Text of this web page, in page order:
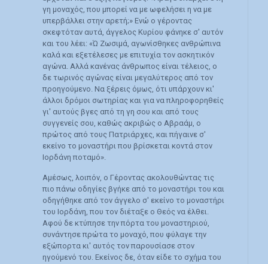
γη μοναχός, που μπορεί να με ωφελήσει η να με
υπερβάλλει στην αρετή;» Ενώ ο γέροντας
σκεφτόταν αυτά, άγγελος Κυρίου φάνηκε σ' αυτόν
και του λέει: «Ώ Ζωσιμά, αγωνίσθηκες ανθρώπινα
καλά και εξετέλεσες με επιτυχία τον ασκητικόν
αγώνα. Αλλά κανένας άνθρωπος είναι τέλειος, ο
δε τωρινός αγώνας είναι μεγαλύτερος από τον
προηγούμενο. Να ξέρεις όμως, ότι υπάρχουν κι'
άλλοι δρόμοι σωτηρίας και για να πληροφορηθείς
γι' αυτούς βγες από τη γη σου και από τους
συγγενείς σου, καθώς ακριβώς ο Αβραάμ, ο
πρώτος από τους Πατριάρχες, και πήγαινε σ'
εκείνο το μοναστήρι που βρίσκεται κοντά στον
Ιορδάνη ποταμό».
Αμέσως, λοιπόν, ο Γέροντας ακολουθώντας τις
πιο πάνω οδηγίες βγήκε από το μοναστήρι του και
οδηγήθηκε από τον άγγελο σ' εκείνο το μοναστήρι
του Ιορδάνη, που τον διέταξε ο Θεός να έλθει.
Αφού δε κτύπησε την πόρτα του μοναστηριού,
συνάντησε πρώτα το μοναχό, που φύλαγε την
εξώπορτα κι' αυτός τον παρουσίασε στον
ηγούμενό του. Εκείνος δε, όταν είδε το σχήμα του